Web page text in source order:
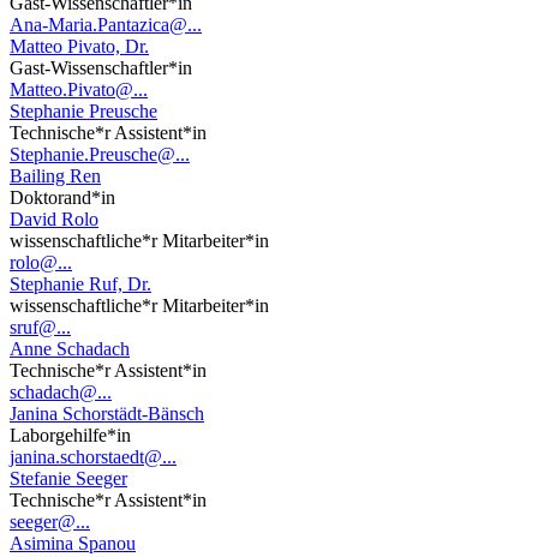
Ana-Maria.Pantazica@...
Matteo Pivato, Dr.
Gast-Wissenschaftler*in
Matteo.Pivato@...
Stephanie Preusche
Technische*r Assistent*in
Stephanie.Preusche@...
Bailing Ren
Doktorand*in
David Rolo
wissenschaftliche*r Mitarbeiter*in
rolo@...
Stephanie Ruf, Dr.
wissenschaftliche*r Mitarbeiter*in
sruf@...
Anne Schadach
Technische*r Assistent*in
schadach@...
Janina Schorstädt-Bänsch
Laborgehilfe*in
janina.schorstaedt@...
Stefanie Seeger
Technische*r Assistent*in
seeger@...
Asimina Spanou